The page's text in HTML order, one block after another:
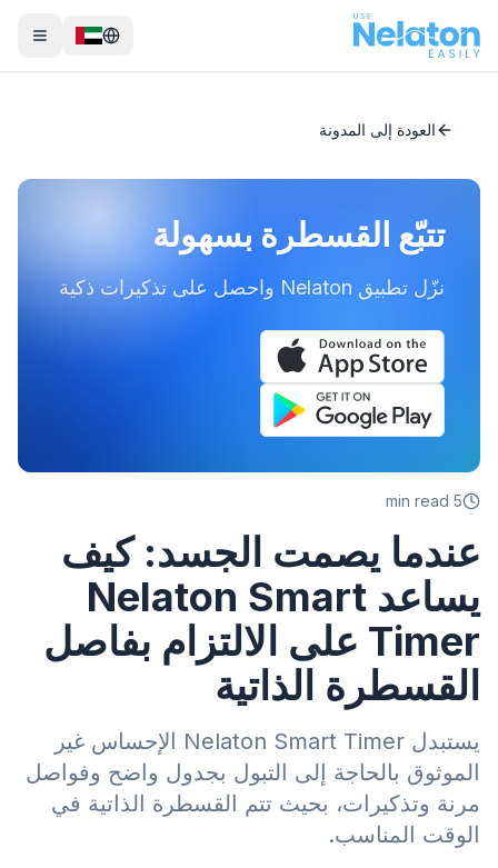
العودة إلى المدونة
تتبّع القسطرة بسهولة
نزّل تطبيق Nelaton واحصل على تذكيرات ذكية
5
عندما يصمت الجسد: كيف
يساعد Nelaton Smart
Timer على الالتزام بفاصل
القسطرة الذاتية
يستبدل Nelaton Smart Timer الإحساس غير
الموثوق بالحاجة إلى التبول بجدول واضح وفواصل
مرنة وتذكيرات، بحيث تتم القسطرة الذاتية في
الوقت المناسب.